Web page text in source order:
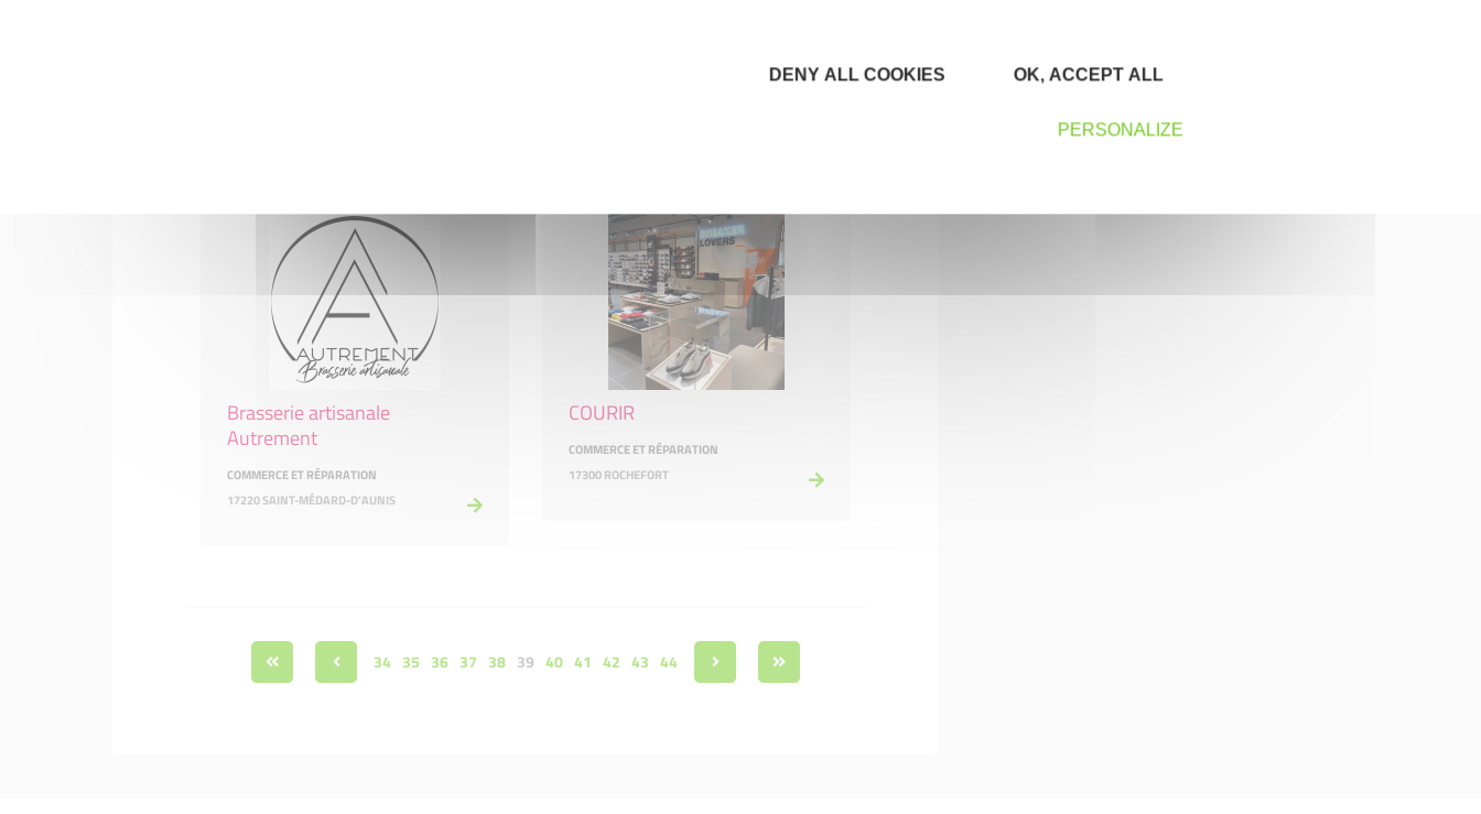
Brasserie artisanale
Autrement
COMMERCE ET RÉPARATION
17220 SAINT-MÉDARD-D'AUNIS
COURIR
COMMERCE ET RÉPARATION
17300 ROCHEFORT
34 35 36 37 38 39 40 41 42 43 44
OK, ACCEPT ALL
DENY ALL COOKIES
PERSONALIZE